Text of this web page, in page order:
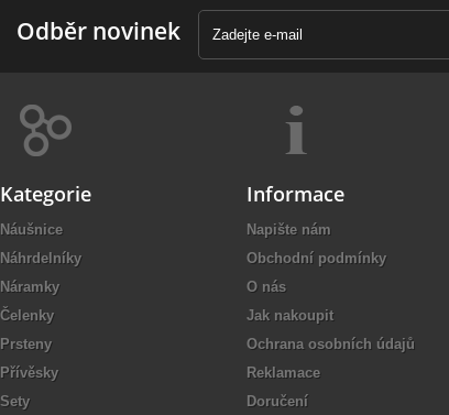
Odběr novinek
Kategorie
Náušnice
Náhrdelníky
Náramky
Čelenky
Prsteny
Přívěsky
Sety
Informace
Napište nám
Obchodní podmínky
O nás
Jak nakoupit
Ochrana osobních údajů
Reklamace
Doručení